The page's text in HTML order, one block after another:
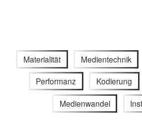
Materialität Medientechnik
Performanz Kodierung
Medienwandel